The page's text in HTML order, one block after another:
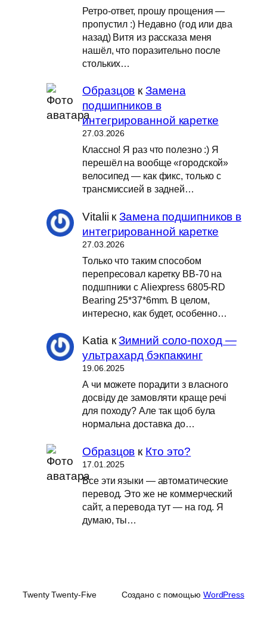
Ретро-ответ, прошу прощения —
пропустил :) Недавно (год или два
назад) Витя из рассказа меня
нашёл, что поразительно после
стольких…
Образцов кЗамена
подшипников в
интегрированной каретке
27.03.2026
Классно! Я раз что полезно :) Я
перешёл на вообще «городской»
велосипед — как фикс, только с
трансмиссией в задней…
Vitalii кЗамена подшипников в
интегрированной каретке
27.03.2026
Только что таким способом
перепресовал каретку BB-70 на
подшпники с Aliexpress 6805-RD
Bearing 25*37*6mm. В целом,
интересно, как будет, особенно…
KatiaкЗимний соло-поход —
ультрахард бэкпаккинг
19.06.2025
А чи можете порадити з власного
досвіду де замовляти краще речі
для походу? Але так щоб була
нормальна доставка до…
Образцов к Кто это?
17.01.2025
Все эти языки — автоматические
перевод. Это же не коммерческий
сайт, а перевода тут — на год. Я
думаю, ты…
Twenty Twenty-Five Создано с помощью WordPress